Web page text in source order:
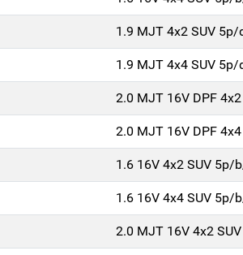
1.9 MJT 4x2 SUV
1.9 MJT 4x4 SUV
2.0 MJT 16V DPF
2.0 MJT 16V DPF
1.6 16V 4x2 SUV 5p/
1.6 16V 4x4 SUV 5p/
2.0 MJT 16V 4x2